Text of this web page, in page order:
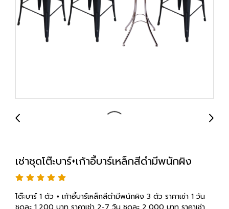
เช่าชุดโต๊ะบาร์+เก้าอี้บาร์เหล็กสีดำมีพนักผิง
โต๊ะบาร์ 1 ตัว + เก้าอี้บาร์เหล็กสีดำมีพนักผิง 3 ตัว ราคาเช่า 1 วัน